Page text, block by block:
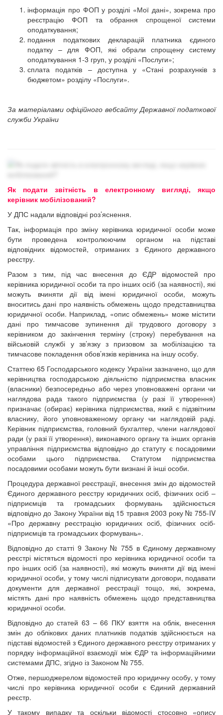
інформація про ФОП у розділі «Мої дані», зокрема про
реєстрацію ФОП та обрання спрощеної системи
оподаткування;
подання податкових декларацій платника єдиного
податку – для ФОП, які обрали спрощену систему
оподаткування 1-3 груп, у розділі «Послуги»;
сплата податків – доступна у «Стані розрахунків з
бюджетом» розділу «Послуги».
За матеріалами офіційного вебсайту Державної податкової
служби України
Як подати звітність в електронному вигляді, якщо
керівник мобілізований?
У ДПС надали відповідні роз’яснення.
Так, інформація про зміну керівника юридичної особи може
бути проведена контролюючим органом на підставі
відповідних відомостей, отриманих з Єдиного державного
реєстру.
Разом з тим, під час внесення до ЄДР відомостей про
керівника юридичної особи та про інших осіб (за наявності), які
можуть вчиняти дії від імені юридичної особи, можуть
вноситись дані про наявність обмежень щодо представництва
юридичної особи. Наприклад, «опис обмежень» може містити
дані про тимчасове зупинення дії трудового договору з
керівником до закінчення терміну (строку) перебування на
військовій службі у зв’язку з призовом за мобілізацією та
тимчасове покладення обов’язків керівника на іншу особу.
Статтею 65 Господарського кодексу України зазначено, що для
керівництва господарською діяльністю підприємства власник
(власники) безпосередньо або через уповноважені органи чи
наглядова рада такого підприємства (у разі її утворення)
призначає (обирає) керівника підприємства, який є підзвітним
власнику, його уповноваженому органу чи наглядовій раді.
Керівник підприємства, головний бухгалтер, члени наглядової
ради (у разі її утворення), виконавчого органу та інших органів
управління підприємства відповідно до статуту є посадовими
особами цього підприємства. Статутом підприємства
посадовими особами можуть бути визнані й інші особи.
Процедура державної реєстрації, внесення змін до відомостей
Єдиного державного реєстру юридичних осіб, фізичних осіб –
підприємців та громадських формувань здійснюється
відповідно до Закону України від 15 травня 2003 року № 755-IV
«Про державну реєстрацію юридичних осіб, фізичних осіб-
підприємців та громадських формувань».
Відповідно до статті 9 Закону № 755 в Єдиному державному
реєстрі містяться відомості про керівника юридичної особи та
про інших осіб (за наявності), які можуть вчиняти дії від імені
юридичної особи, у тому числі підписувати договори, подавати
документи для державної реєстрації тощо, які, зокрема,
містять дані про наявність обмежень щодо представництва
юридичної особи.
Відповідно до статей 63 – 66 ПКУ взяття на облік, внесення
змін до облікових даних платників податків здійснюється на
підставі відомостей з Єдиного державного реєстру отриманих у
порядку інформаційної взаємодії між ЄДР та інформаційними
системами ДПС, згідно із Законом № 755.
Отже, першоджерелом відомостей про юридичну особу, у тому
числі про керівника юридичної особи є Єдиний державний
реєстр.
У такому випадку та оскільки відомості стосовно «опису